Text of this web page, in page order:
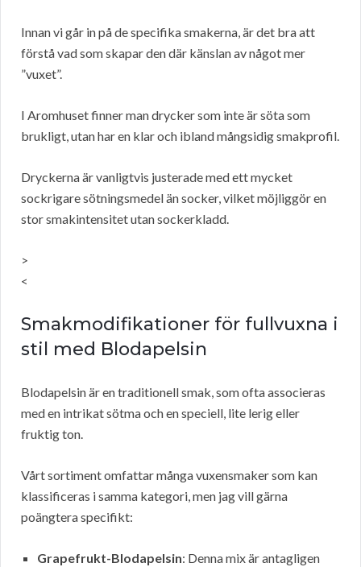
Innan vi går in på de specifika smakerna, är det bra att
förstå vad som skapar den där känslan av något mer
”vuxet”.
I Aromhuset finner man drycker som inte är söta som
brukligt, utan har en klar och ibland mångsidig smakprofil.
Dryckerna är vanligtvis justerade med ett mycket
sockrigare sötningsmedel än socker, vilket möjliggör en
stor smakintensitet utan sockerkladd.
>
<
Smakmodifikationer för fullvuxna i
stil med Blodapelsin
Blodapelsin är en traditionell smak, som ofta associeras
med en intrikat sötma och en speciell, lite lerig eller
fruktig ton.
Vårt sortiment omfattar många vuxensmaker som kan
klassificeras i samma kategori, men jag vill gärna
poängtera specifikt:
Grapefrukt-Blodapelsin: Denna mix är antagligen